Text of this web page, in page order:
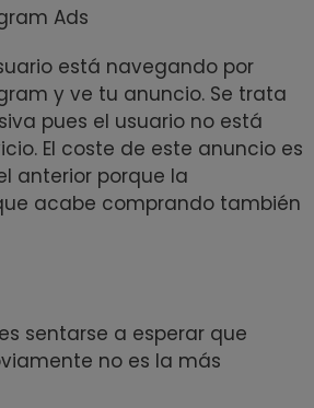
Ads
está navegando por
y ve tu anuncio. Se trata
pues el usuario no está
El coste de este anuncio es
anterior porque la
acabe comprando también
sentarse a esperar que
no es la más